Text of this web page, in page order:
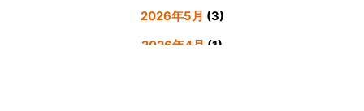
2026年5月 (3)
2026年4月 (1)